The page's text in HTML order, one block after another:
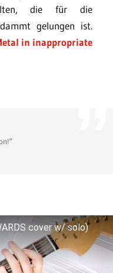
die für die
gelungen ist.
in inappropriate
cover w/ solo)